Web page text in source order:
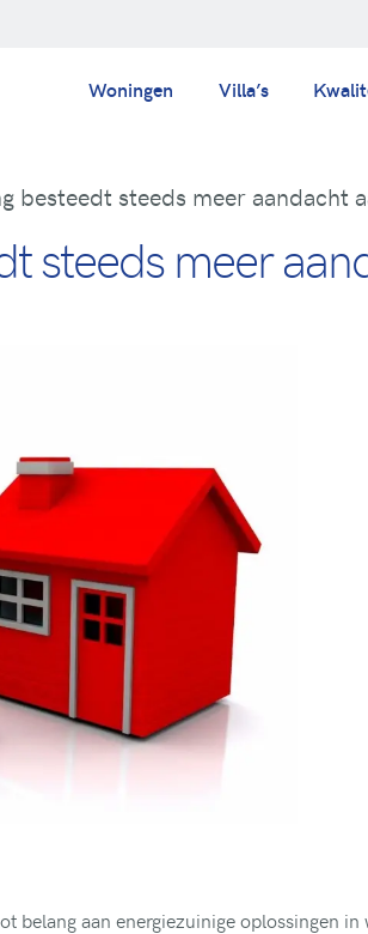
Woningen Villa’s
besteedt steeds meer aandacht
steeds meer
belang aan energiezuinige oplossingen